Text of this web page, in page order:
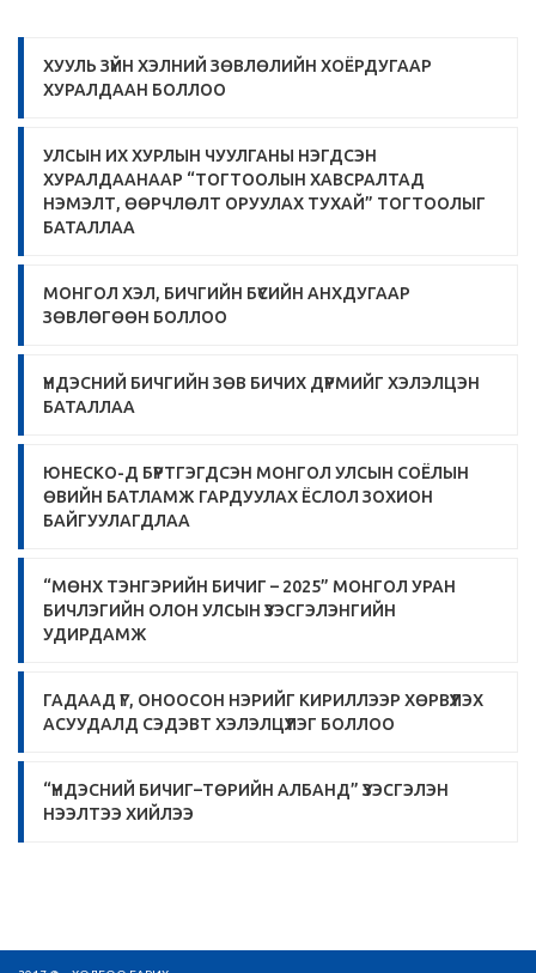
ХУУЛЬ ЗҮЙН ХЭЛНИЙ ЗӨВЛӨЛИЙН ХОЁРДУГААР
ХУРАЛДААН БОЛЛОО
УЛСЫН ИХ ХУРЛЫН ЧУУЛГАНЫ НЭГДСЭН
ХУРАЛДААНААР “ТОГТООЛЫН ХАВСРАЛТАД
НЭМЭЛТ, ӨӨРЧЛӨЛТ ОРУУЛАХ ТУХАЙ” ТОГТООЛЫГ
БАТАЛЛАА
МОНГОЛ ХЭЛ, БИЧГИЙН БҮСИЙН АНХДУГААР
ЗӨВЛӨГӨӨН БОЛЛОО
ҮНДЭСНИЙ БИЧГИЙН ЗӨВ БИЧИХ ДҮРМИЙГ ХЭЛЭЛЦЭН
БАТАЛЛАА
ЮНЕСКО-Д БҮРТГЭГДСЭН МОНГОЛ УЛСЫН СОЁЛЫН
ӨВИЙН БАТЛАМЖ ГАРДУУЛАХ ЁСЛОЛ ЗОХИОН
БАЙГУУЛАГДЛАА
“МӨНХ ТЭНГЭРИЙН БИЧИГ – 2025” МОНГОЛ УРАН
БИЧЛЭГИЙН ОЛОН УЛСЫН ҮЗЭСГЭЛЭНГИЙН
УДИРДАМЖ
ГАДААД ҮГ, ОНООСОН НЭРИЙГ КИРИЛЛЭЭР ХӨРВҮҮЛЭХ
АСУУДАЛД СЭДЭВТ ХЭЛЭЛЦҮҮЛЭГ БОЛЛОО
“ҮНДЭСНИЙ БИЧИГ–ТӨРИЙН АЛБАНД” ҮЗЭСГЭЛЭН
НЭЭЛТЭЭ ХИЙЛЭЭ